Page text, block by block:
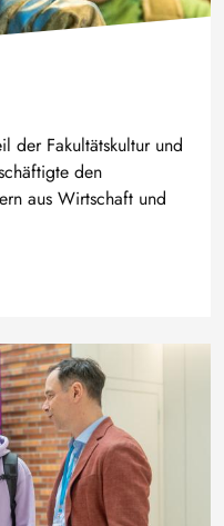
der Fakultätskultur und
den
aus Wirtschaft und